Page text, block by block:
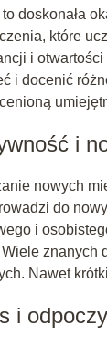
to doskonała
które
i
i docenić
i
nowych
do
i
znanych
Nawet
i